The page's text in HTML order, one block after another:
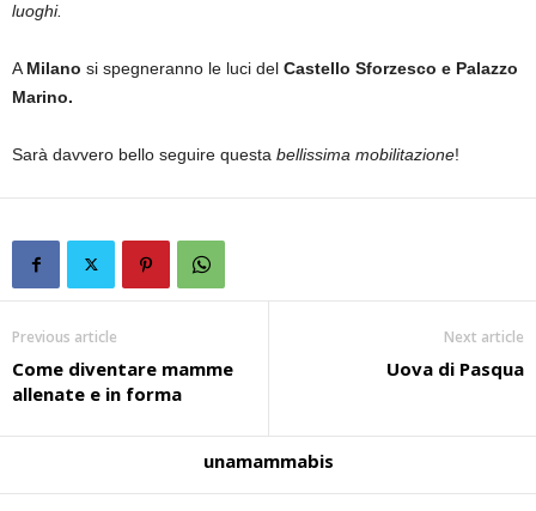
luoghi.
A Milano si spegneranno le luci del Castello Sforzesco e Palazzo
Marino.
Sarà davvero bello seguire questa bellissima mobilitazione!
Previous article
Come diventare mamme
allenate e in forma
Next article
Uova di Pasqua
unamammabis